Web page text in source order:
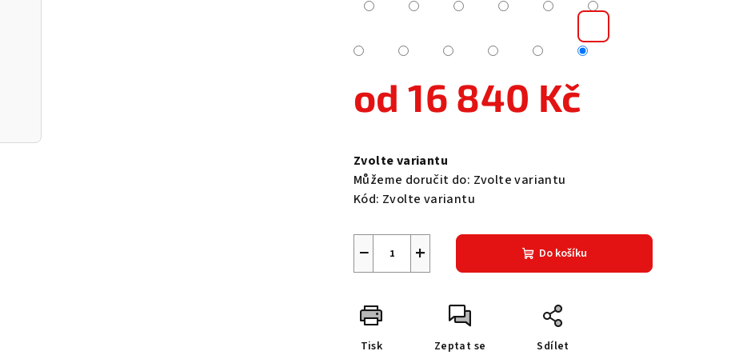
od16 840 Kč
cena:
Zvolte variantu
Můžeme doručit do: Zvolte variantu
Kód: Zvolte variantu
+
− Do košíku
Tisk Zeptat se Sdílet